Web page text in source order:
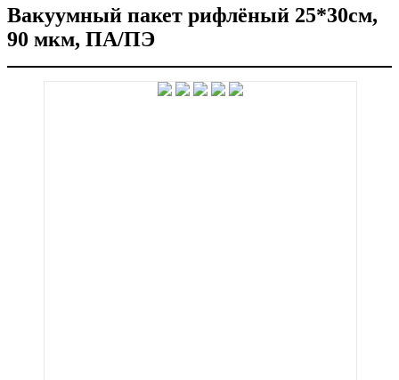
Вакуумный пакет рифлёный 25*30см,
90 мкм, ПА/ПЭ